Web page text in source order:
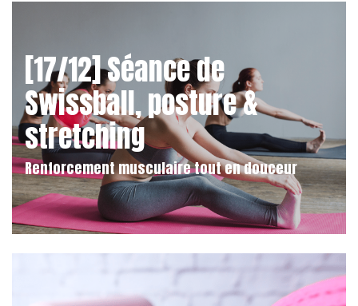
[17/12] Séance de
Swissball, posture &
stretching
Renforcement musculaire tout en douceur